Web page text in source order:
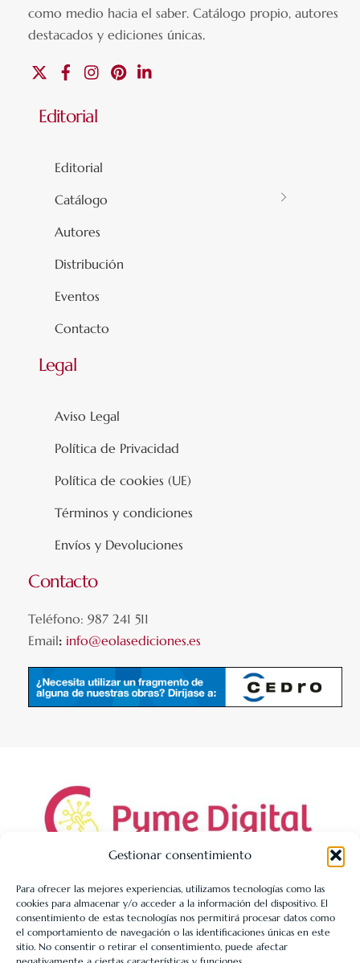
Gestionar consentimiento
Para ofrecer las mejores experiencias, utilizamos tecnologías como las
cookies para almacenar y/o acceder a la información del dispositivo. El
consentimiento de estas tecnologías nos permitirá procesar datos como
el comportamiento de navegación o las identificaciones únicas en este
sitio. No consentir o retirar el consentimiento, puede afectar
como medio hacia el saber.Catálogo propio, autores
destacados y ediciones únicas.
FacebookInstagramPinterest
Editorial
Editorial
Catálogo
Autores
Distribución
Eventos
Contacto
Legal
Aviso Legal
Política de Privacidad
Política de cookies (UE)
Términos y condiciones
Envíos y Devoluciones
Contacto
Teléfono: 987 241 511
Email: info@eolasediciones.es
LIBRERÍA UNIVERSITARIA LEÓN 1980 SLL ha sido beneficiaria
de Fondos Europeos, cuyo objetivo es la mejora de la
competitividad de las PYMES, y gracias al cual ha puesto en